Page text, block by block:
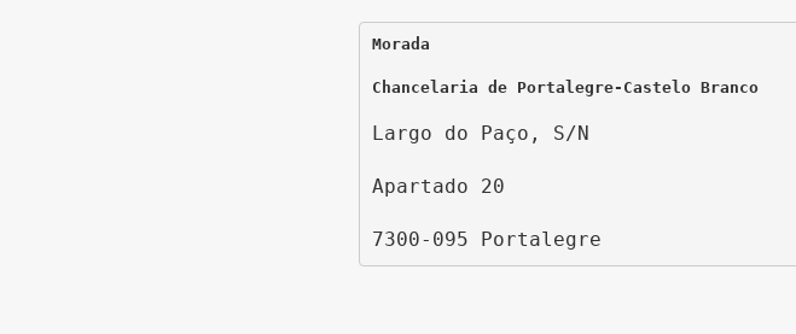
Morada
Chancelaria de Portalegre-Castelo Branco
Largo do Paço, S/N
Apartado 20
7300-095 Portalegre